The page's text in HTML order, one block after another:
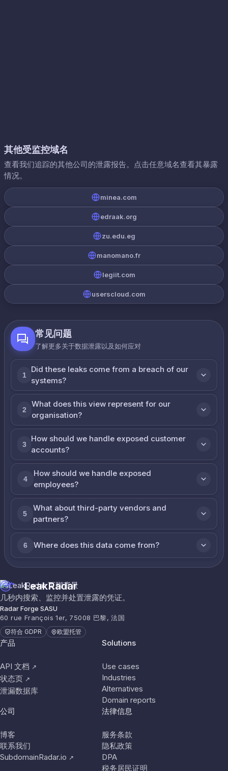
其他受监控域名
查看我们追踪的其他公司的泄露报告。点击任意域名查看其暴露
情况。
minea.com
edraak.org
zu.edu.eg
manomano.fr
legiit.com
userscloud.com
常见问题
了解更多关于数据泄露以及如何应对
1
Did these leaks come from a breach of our
systems?
2
What does this view represent for our
organisation?
3
How should we handle exposed customer
accounts?
4
How should we handle exposed
employees?
5
What about third-party vendors and
partners?
6 Where does this data come from?
LeakRadar
几秒内搜索、监控并处置泄露的凭证。
Radar Forge SASU
60 rue François 1er, 75008 巴黎, 法国
符合 GDPR 欧盟托管
产品
API 文档 ↗
状态页 ↗
泄漏数据库
Solutions
Use cases
Industries
Alternatives
Domain reports
公司
博客
联系我们
SubdomainRadar.io ↗
法律信息
服务条款
隐私政策
DPA
税务居民证明